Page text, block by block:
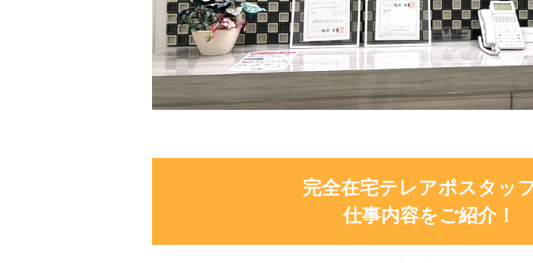
完全在宅テレアポスタッ
仕事内容をご紹介！